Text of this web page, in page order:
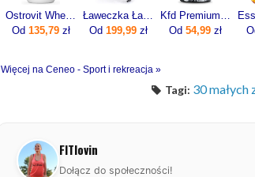
Ostrovit Whey Protein 700g
Od 135,79zł
Ławeczka Ławka Pod Sztangę Do Ćwiczeń Modlitewnik
Od 199,99zł
Kfd Premium Creatine 500g
Od 54,99 zł
Więcej na Ceneo - Sport i rekreacja »
Tagi: 30 małych
FITlovin
Dołącz do społeczności!